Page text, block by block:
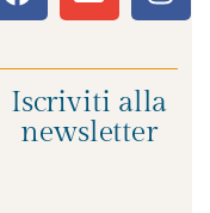
Iscriviti alla
newsletter